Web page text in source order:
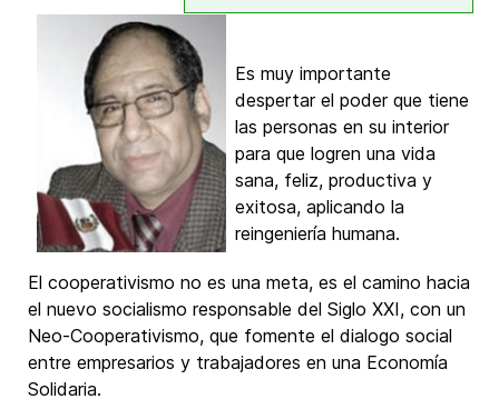
Es muy importante
despertar el poder que tiene
las personas en su interior
para que logren una vida
sana, feliz, productiva y
exitosa, aplicando la
reingeniería humana.
El cooperativismo no es una meta, es el camino hacia
el nuevo socialismo responsable del Siglo XXI, con un
Neo-Cooperativismo, que fomente el dialogo social
entre empresarios y trabajadores en una Economía
Solidaria.